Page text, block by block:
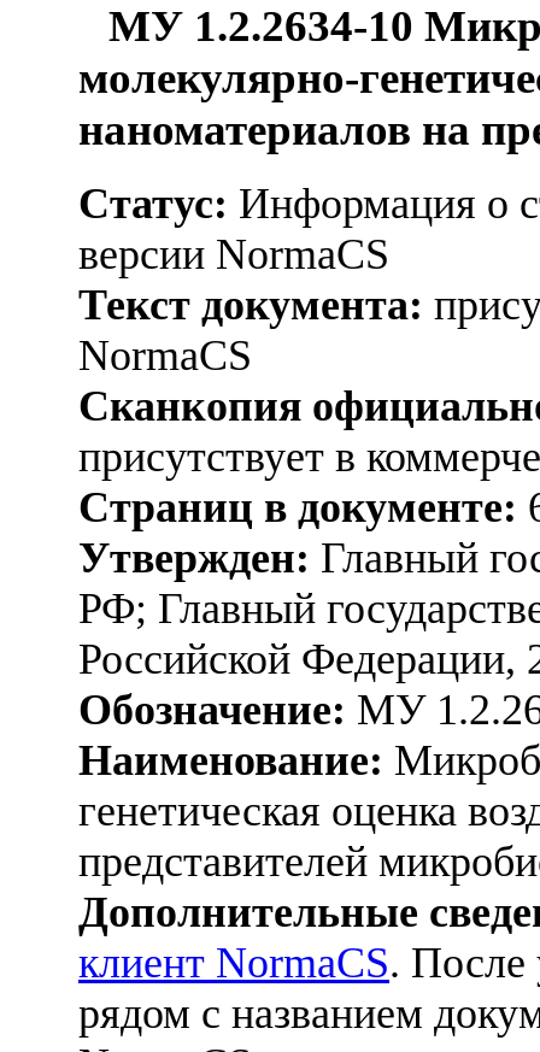
МУ 1.2.2634-10
молекулярно-
наноматериалов на
Статус: Информация о
версии NormaCS
Текст документа:
NormaCS
Сканкопия
присутствует в
Страниц в документе:
Утвержден: Главный
РФ; Главный
Российской Федерации,
Обозначение: МУ
Наименование:
генетическая оценка
представителей
Дополнительные
клиент NormaCS. После
рядом с названием